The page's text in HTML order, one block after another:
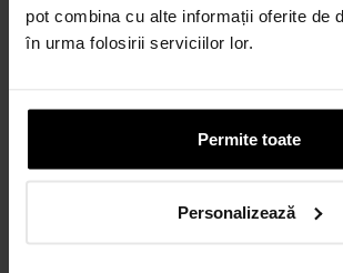
pot combina cu alte informații oferite de
în urma folosirii serviciilor lor.
Permite toate
Personalizează